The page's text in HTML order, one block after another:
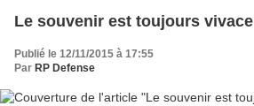
Le souvenir est toujours
Publié le 12/11/2015 à 17:55
Par RP Defense